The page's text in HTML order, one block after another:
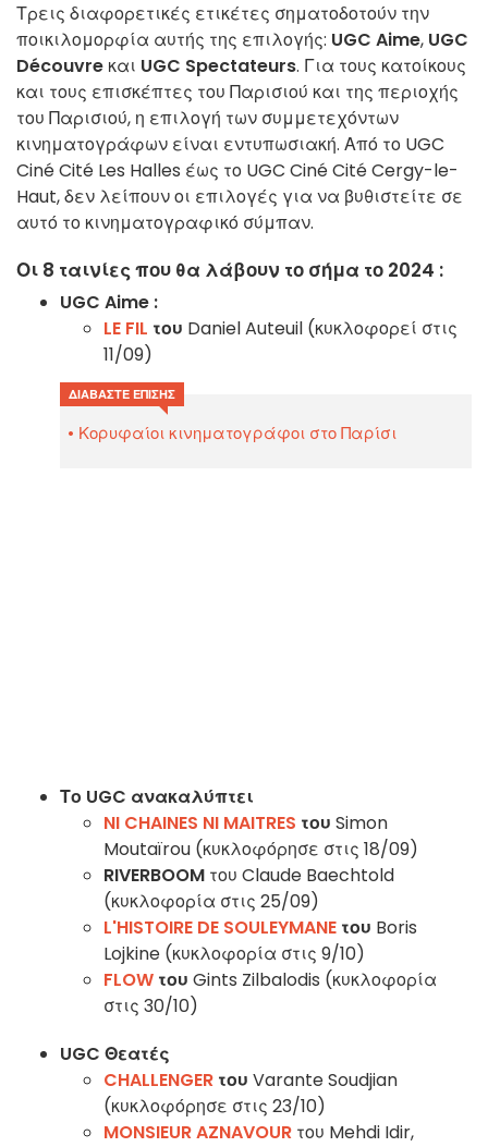
Τρεις διαφορετικές ετικέτες σηματοδοτούν την
ποικιλομορφία αυτής της επιλογής: UGC Aime, UGC
Découvre και UGC Spectateurs. Για τους κατοίκους
και τους επισκέπτες του Παρισιού και της περιοχής
του Παρισιού, η επιλογή των συμμετεχόντων
κινηματογράφων είναι εντυπωσιακή. Από το UGC
Ciné Cité Les Halles έως το UGC Ciné Cité Cergy-le-
Haut, δεν λείπουν οι επιλογές για να βυθιστείτε σε
αυτό το κινηματογραφικό σύμπαν.
Οι 8 ταινίες που θα λάβουν το σήμα το 2024 :
UGC Aime :
LE FIL του Daniel Auteuil (κυκλοφορεί στις
11/09)
ΔΙΑΒΆΣΤΕ ΕΠΊΣΗΣ
Κορυφαίοι κινηματογράφοι στο Παρίσι
Το UGC ανακαλύπτει
NI CHAINES NI MAITRES του Simon
Moutaïrou (κυκλοφόρησε στις 18/09)
RIVERBOOM του Claude Baechtold
(κυκλοφορία στις 25/09)
L'HISTOIRE DE SOULEYMANE του Boris
Lojkine (κυκλοφορία στις 9/10)
FLOW του Gints Zilbalodis (κυκλοφορία
στις 30/10)
UGC Θεατές
CHALLENGER του Varante Soudjian
(κυκλοφόρησε στις 23/10)
MONSIEUR AZNAVOUR του Mehdi Idir,